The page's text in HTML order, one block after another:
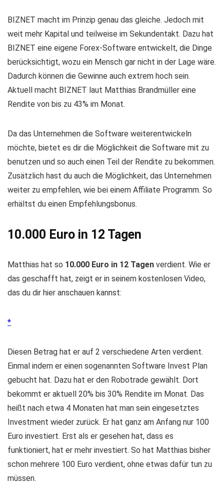
BIZNET macht im Prinzip genau das gleiche. Jedoch mit
weit mehr Kapital und teilweise im Sekundentakt. Dazu hat
BIZNET eine eigene Forex-Software entwickelt, die Dinge
berücksichtigt, wozu ein Mensch gar nicht in der Lage wäre.
Dadurch können die Gewinne auch extrem hoch sein.
Aktuell macht BIZNET laut Matthias Brandmüller eine
Rendite von bis zu 43% im Monat.
Da das Unternehmen die Software weiterentwickeln
möchte, bietet es dir die Möglichkeit die Software mit zu
benutzen und so auch einen Teil der Rendite zu bekommen.
Zusätzlich hast du auch die Möglichkeit, das Unternehmen
weiter zu empfehlen, wie bei einem Affiliate Programm. So
erhältst du einen Empfehlungsbonus.
10.000 Euro in 12 Tagen
Matthias hat so 10.000 Euro in 12 Tagen verdient. Wie er
das geschafft hat, zeigt er in seinem kostenlosen Video,
das du dir hier anschauen kannst:
Diesen Betrag hat er auf 2 verschiedene Arten verdient.
Einmal indem er einen sogenannten Software Invest Plan
gebucht hat. Dazu hat er den Robotrade gewählt. Dort
bekommt er aktuell 20% bis 30% Rendite im Monat. Das
heißt nach etwa 4 Monaten hat man sein eingesetztes
Investment wieder zurück. Er hat ganz am Anfang nur 100
Euro investiert. Erst als er gesehen hat, dass es
funktioniert, hat er mehr investiert. So hat Matthias bisher
schon mehrere 100 Euro verdient, ohne etwas dafür tun zu
müssen.